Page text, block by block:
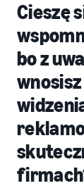
Cieszę
bo z